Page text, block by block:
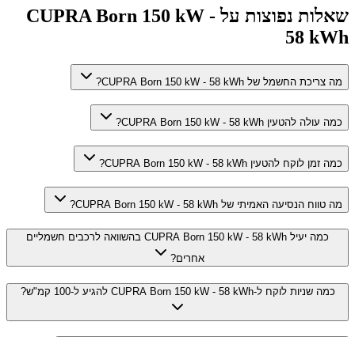
שאלות נפוצות עלCUPRA Born 150 kW -
58 kWh
מה צריכת החשמל של CUPRA Born 150 kW - 58 kWh?
כמה עולה להטעין CUPRA Born 150 kW - 58 kWh?
כמה זמן לוקח להטעין CUPRA Born 150 kW - 58 kWh?
מה טווח הנסיעה האמיתי של CUPRA Born 150 kW - 58 kWh?
כמה יעיל CUPRA Born 150 kW - 58 kWh בהשוואה לרכבים חשמליים
אחרים?
כמה שניות לוקח ל-CUPRA Born 150 kW - 58 kWh להגיע ל-100 קמ"ש?